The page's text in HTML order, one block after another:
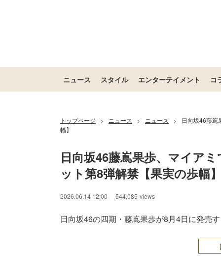
ニュース スタイル エンターテイメント コ
トップページ > ニュース > ニュース >
日向坂46藤嶌
幅】
日向坂46藤嶌果歩、マイア
ット第8弾解禁【果実の歩幅
2026.06.14 12:00 544,085 views
日向坂46の四期・藤嶌果歩が8月4日に発売